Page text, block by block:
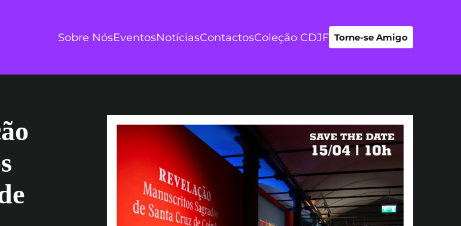
Sobre NósEventosNotíciasContactosColeção CDJF Torne-se Amigo